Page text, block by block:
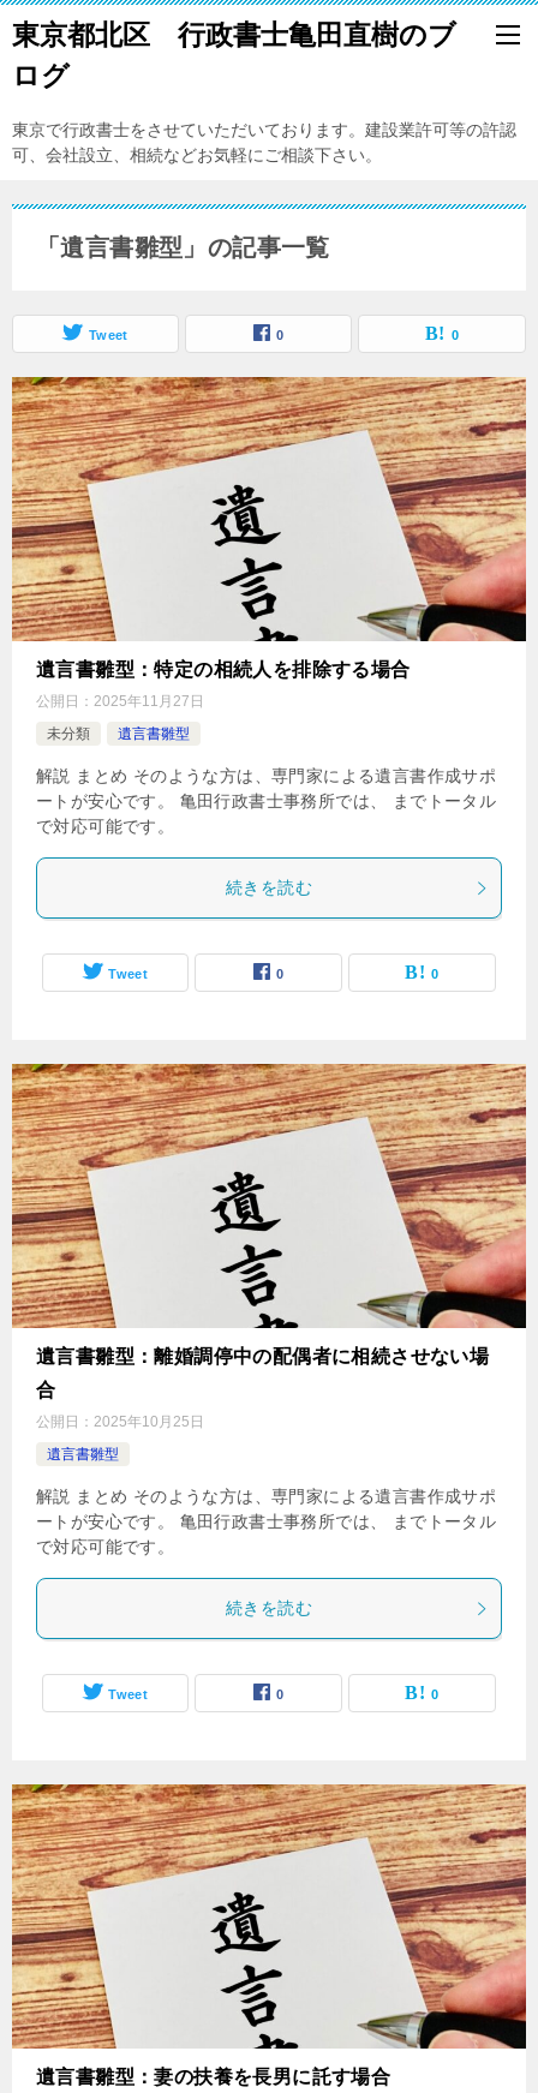
東京都北区 行政書士亀田直樹のブ
ログ
東京で行政書士をさせていただいております。建設業許可等の許認
可、会社設立、相続などお気軽にご相談下さい。
「遺言書雛型」の記事一覧
Tweet 0 0
遺言書雛型：特定の相続人を排除する場合
公開日： 2025年11月27日
未分類
遺言書雛型
解説 まとめ そのような方は、専門家による遺言書作成サポ
ートが安心です。 亀田行政書士事務所では、 までトータル
で対応可能です。
続きを読む
Tweet 0 0
遺言書雛型：離婚調停中の配偶者に相続させない場
合
公開日： 2025年10月25日
遺言書雛型
解説 まとめ そのような方は、専門家による遺言書作成サポ
ートが安心です。 亀田行政書士事務所では、 までトータル
で対応可能です。
続きを読む
Tweet 0 0
遺言書雛型：妻の扶養を長男に託す場合